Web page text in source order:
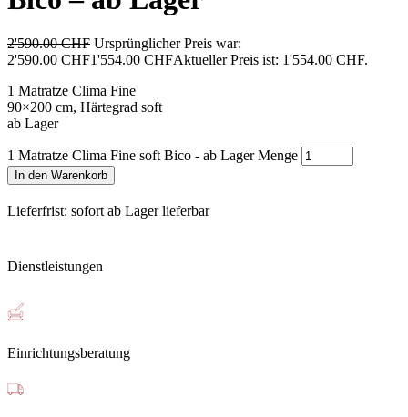
2'590.00CHF Ursprünglicher Preis war:
2'590.00 CHF1'554.00 CHFAktueller Preis ist: 1'554.00 CHF.
1 Matratze Clima Fine
90×200 cm, Härtegrad soft
ab Lager
1 Matratze Clima Fine soft Bico - ab Lager Menge
In den Warenkorb
Lieferfrist: sofort ab Lager lieferbar
Dienstleistungen
Einrichtungsberatung